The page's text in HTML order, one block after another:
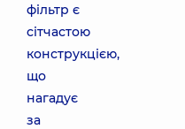
фільтр є
сітчастою
конструкцією,
що
нагадує
за